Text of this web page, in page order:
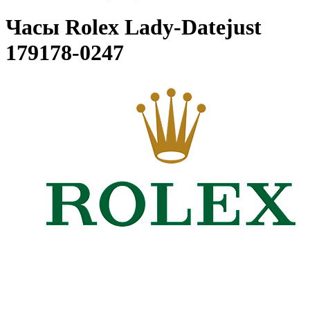
Часы Rolex Lady-Datejust
179178-0247